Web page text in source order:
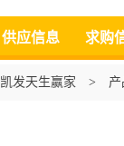
供应信息 求购
凯发天生赢家 > 产